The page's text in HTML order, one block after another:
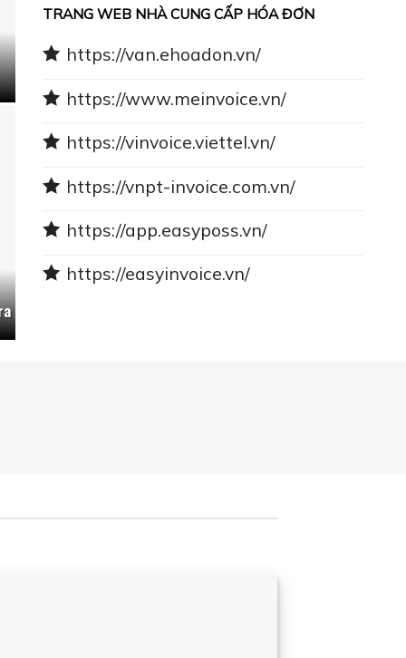
TRANG WEB NHÀ CUNG CẤP HÓA ĐƠN
https://van.ehoadon.vn/
https://www.meinvoice.vn/
https://vinvoice.viettel.vn/
https://vnpt-invoice.com.vn/
https://app.easyposs.vn/
https://easyinvoice.vn/